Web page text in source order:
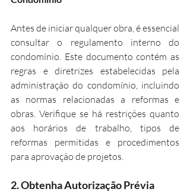
Antes de iniciar qualquer obra, é essencial
consultar o regulamento interno do
condomínio. Este documento contém as
regras e diretrizes estabelecidas pela
administração do condomínio, incluindo
as normas relacionadas a reformas e
obras. Verifique se há restrições quanto
aos horários de trabalho, tipos de
reformas permitidas e procedimentos
para aprovação de projetos.
2. Obtenha Autorização Prévia